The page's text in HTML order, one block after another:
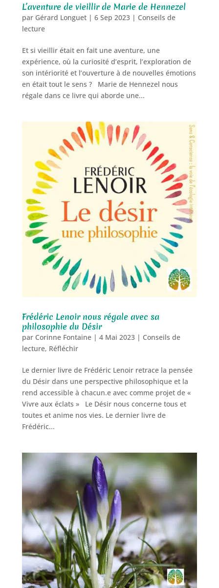
L’aventure de vieillir de Marie de Hennezel
par Gérard Longuet| 6 Sep 2023| Conseils de
lecture
Et si vieillir était en fait une aventure, une
expérience, où la curiosité d’esprit, l’exploration de
son intériorité et l’ouverture à de nouvelles émotions
en était tout le sens ? Marie de Hennezel nous
régale dans ce livre qui aborde une...
Frédéric Lenoir nous régale avec sa
philosophie du Désir
par Corinne Fontaine| 4 Mai 2023| Conseils de
lecture, Réfléchir
Le dernier livre de Frédéric Lenoir retrace la pensée
du Désir dans une perspective philosophique et la
rend accessible à chacun.e avec comme projet de «
Vivre aux éclats » Le Désir nous concerne tous et
toutes et anime nos vies. Le dernier livre de
Frédéric...